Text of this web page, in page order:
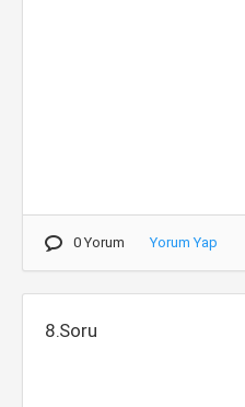
0 Yorum Yorum Yap
8.Soru